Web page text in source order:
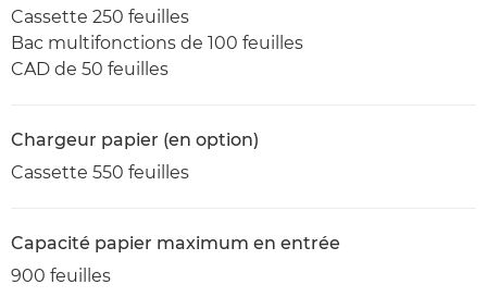
Cassette 250 feuilles
Bac multifonctions de 100 feuilles
CAD de 50 feuilles
Chargeur papier (en option)
Cassette 550 feuilles
Capacité papier maximum en entrée
900 feuilles